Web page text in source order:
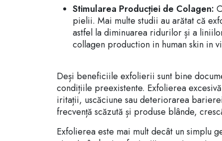
Stimularea Producției de Colagen:
pielii. Mai multe studii au arătat că
astfel la diminuarea ridurilor și a
collagen production in human skin in
Deși beneficiile exfolierii sunt bine
condițiile preexistente. Exfolierea
iritații, uscăciune sau deteriorarea
frecvență scăzută și produse blânde,
Exfolierea este mai mult decât un simplu